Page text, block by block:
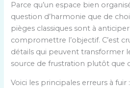
Parce qu’un espace bien
question d’harmonie que de
pièges classiques sont à
compromettre l’objectif. C’est
détails qui peuvent transformer
source de frustration plutôt que
Voici les principales erreurs à fuir :